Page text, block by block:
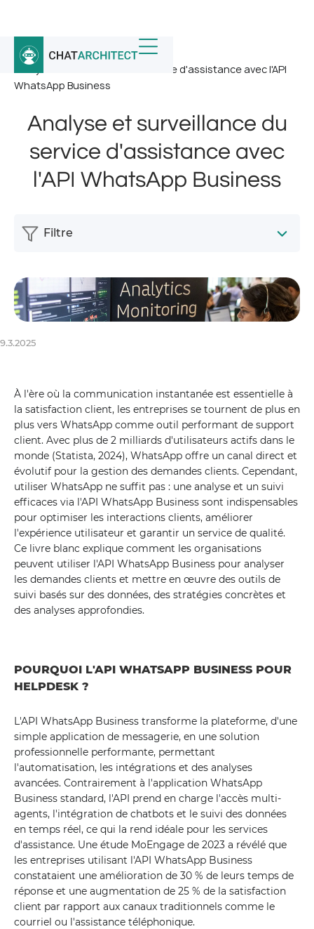
Accueil / Nouvelles /
Analyse et surveillance du service d'assistance avec l'API
WhatsApp Business
Analyse et surveillance du
service d'assistance avec
l'API WhatsApp Business
9.3.2025
À l'ère où la communication instantanée est essentielle à
la satisfaction client, les entreprises se tournent de plus en
plus vers WhatsApp comme outil performant de support
client. Avec plus de 2 milliards d'utilisateurs actifs dans le
monde (Statista, 2024), WhatsApp offre un canal direct et
évolutif pour la gestion des demandes clients. Cependant,
utiliser WhatsApp ne suffit pas : une analyse et un suivi
efficaces via l'API WhatsApp Business sont indispensables
pour optimiser les interactions clients, améliorer
l'expérience utilisateur et garantir un service de qualité.
Ce livre blanc explique comment les organisations
peuvent utiliser l'API WhatsApp Business pour analyser
les demandes clients et mettre en œuvre des outils de
suivi basés sur des données, des stratégies concrètes et
des analyses approfondies.
POURQUOI L'API WHATSAPP BUSINESS POUR
HELPDESK ?
L'API WhatsApp Business transforme la plateforme, d'une
simple application de messagerie, en une solution
professionnelle performante, permettant
l'automatisation, les intégrations et des analyses
avancées. Contrairement à l'application WhatsApp
Business standard, l'API prend en charge l'accès multi-
agents, l'intégration de chatbots et le suivi des données
en temps réel, ce qui la rend idéale pour les services
d'assistance. Une étude MoEngage de 2023 a révélé que
les entreprises utilisant l'API WhatsApp Business
constataient une amélioration de 30 % de leurs temps de
réponse et une augmentation de 25 % de la satisfaction
client par rapport aux canaux traditionnels comme le
courriel ou l'assistance téléphonique.
Filtre